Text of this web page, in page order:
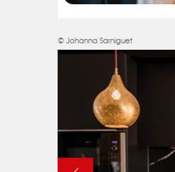
© Johanna Sarniguet